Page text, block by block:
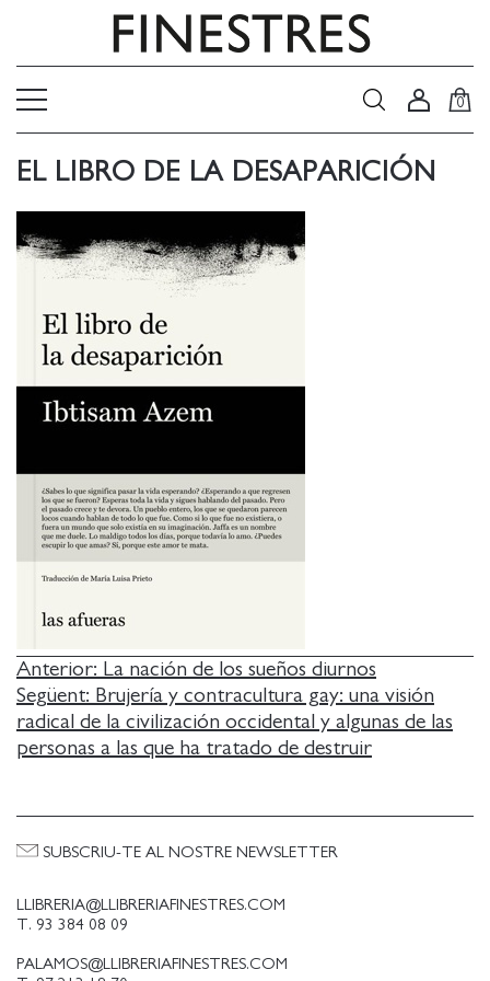
0
EL LIBRO DE LA DESAPARICIÓN
NAVEGACIÓ
D'ENTRADES
Anterior: La nación de los sueños diurnos
Següent: Brujería y contracultura gay: una visión
radical de la civilización occidental y algunas de las
personas a las que ha tratado de destruir
LLIBRERIA@LLIBRERIAFINESTRES.COM
T. 93 384 08 09
PALAMOS@LLIBRERIAFINESTRES.COM
SUBSCRIU-TE AL NOSTRE NEWSLETTER